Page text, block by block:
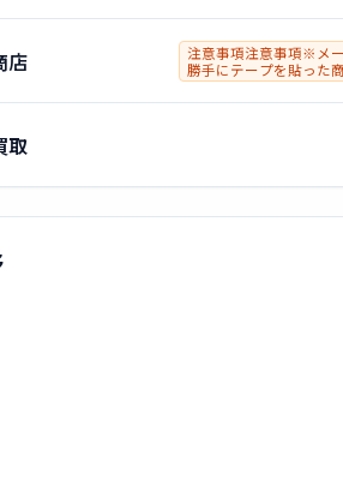
店
注意事項注意事項※メ
勝手にテープを貼った
可.
取